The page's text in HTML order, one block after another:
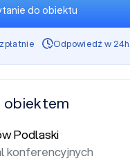
do obiektu
Odpowiedź w 24h
obiektem
Podlaski
konferencyjnych